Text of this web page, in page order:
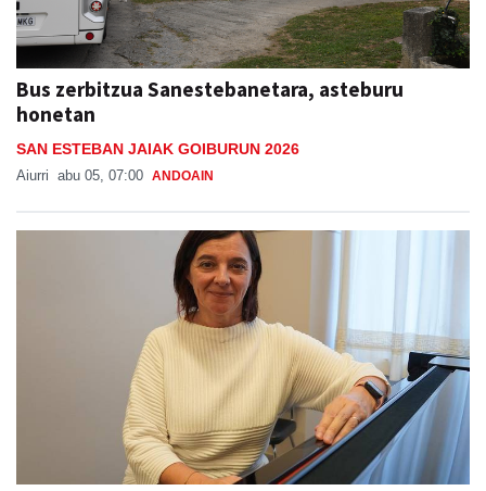
Bus zerbitzua Sanestebanetara, asteburu
honetan
SAN ESTEBAN JAIAK GOIBURUN 2026
Aiurri abu 05, 07:00 ANDOAIN